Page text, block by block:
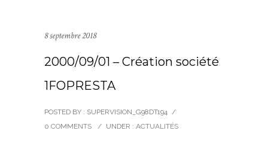
8 septembre 2018
2000/09/01 – Création société
1FOPRESTA
POSTED BY : SUPERVISION_G98DT194 /
0 COMMENTS
/ UNDER : ACTUALITÉS